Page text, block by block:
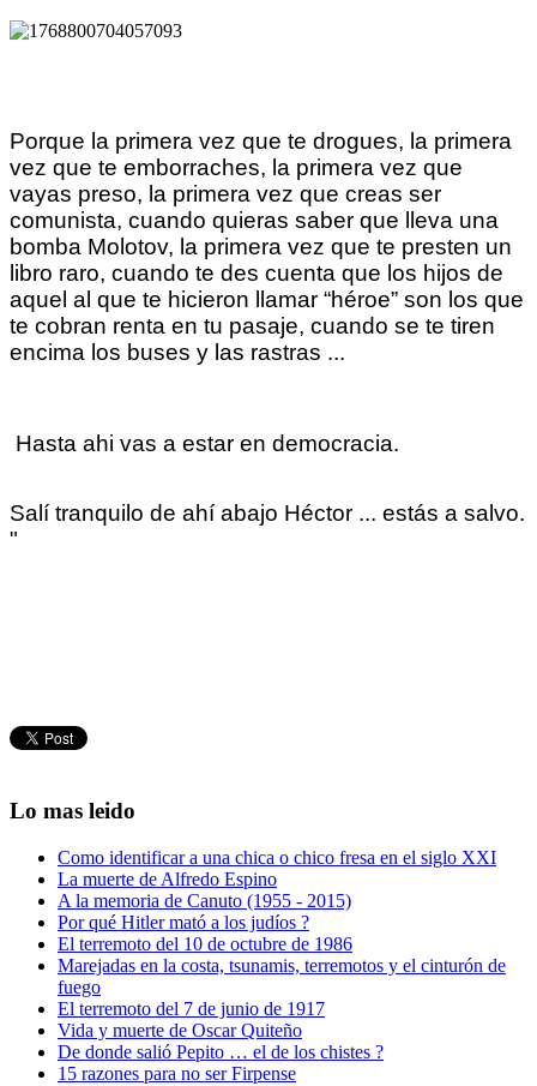
Porque la primera vez que te drogues, la primera
vez que te emborraches, la primera vez que
vayas preso, la primera vez que creas ser
comunista, cuando quieras saber que lleva una
bomba Molotov, la primera vez que te presten un
libro raro, cuando te des cuenta que los hijos de
aquel al que te hicieron llamar “héroe” son los que
te cobran renta en tu pasaje, cuando se te tiren
encima los buses y las rastras ...
Hasta ahi vas a estar en democracia.
Salí tranquilo de ahí abajo Héctor ... estás a salvo.
"
Lo mas leido
Como identificar a una chica o chico fresa en el siglo XXI
La muerte de Alfredo Espino
A la memoria de Canuto (1955 - 2015)
Por qué Hitler mató a los judíos ?
El terremoto del 10 de octubre de 1986
Marejadas en la costa, tsunamis, terremotos y el cinturón de
fuego
El terremoto del 7 de junio de 1917
Vida y muerte de Oscar Quiteño
De donde salió Pepito … el de los chistes ?
15 razones para no ser Firpense